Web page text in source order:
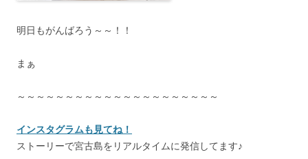
明日もがんばろう～～！！
まぁ
～～～～～～～～～～～～～～～～～～～～～
インスタグラムも見てね！
ストーリーで宮古島をリアルタイムに発信してます♪